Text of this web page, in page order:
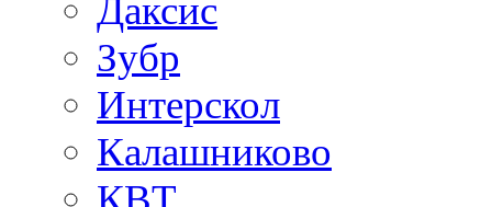
Даксис
Зубр
Интерскол
Калашниково